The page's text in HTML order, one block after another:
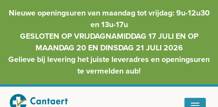
Nieuwe openingsuren van maandag tot vrijdag: 9u-12u30
en 13u-17u
GESLOTEN OP VRIJDAGNAMIDDAG 17 JULI EN OP
MAANDAG 20 EN DINSDAG 21 JULI 2026
Gelieve bij levering het juiste leveradres en openingsuren
te vermelden aub!